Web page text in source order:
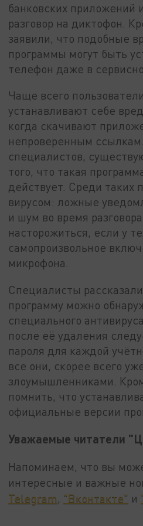
банковских приложений
разговор на диктофон.
заявили, что подобные
программы могут быть
телефон даже в
Чаще всего
устанавливают себе
когда скачивают
непроверенным
специалистов,
того, что такая
действует. Среди таких
вирусом: ложные
и шум во время
насторожиться, если у
самопроизвольное
микрофона.
Специалисты
программу можно
специального
после её удаления
пароля для каждой
все они, скорее всего
злоумышленниками.
помнить, что
официальные версии
Уважаемые читатели
Напоминаем, что вы
интересные и важные
Telegram "Вконтакте" и